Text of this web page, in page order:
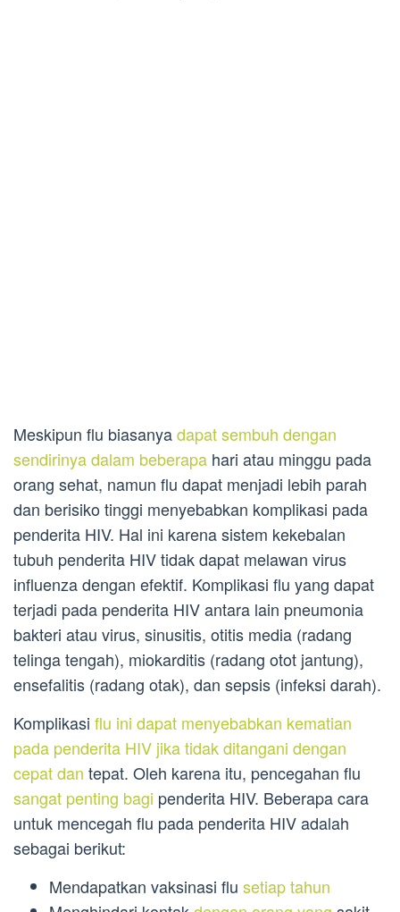
Meskipun flu biasanyadapat sembuh dengan
sendirinya dalam beberapa hari atau minggu pada
orang sehat, namun flu dapat menjadi lebih parah
dan berisiko tinggi menyebabkan komplikasi pada
penderita HIV. Hal ini karena sistem kekebalan
tubuh penderita HIV tidak dapat melawan virus
influenza dengan efektif. Komplikasi flu yang dapat
terjadi pada penderita HIV antara lain pneumonia
bakteri atau virus, sinusitis, otitis media (radang
telinga tengah), miokarditis (radang otot jantung),
ensefalitis (radang otak), dan sepsis (infeksi darah).
Komplikasi flu ini dapat menyebabkan kematian
pada penderita HIV jika tidak ditangani dengan
cepat dan tepat. Oleh karena itu, pencegahan flu
sangat penting bagi penderita HIV. Beberapa cara
untuk mencegah flu pada penderita HIV adalah
sebagai berikut:
Mendapatkan vaksinasi flu setiap tahun